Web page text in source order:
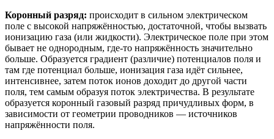
Коронный разряд: происходит в сильном электрическом
поле с высокой напряжённостью, достаточной, чтобы вызвать
ионизацию газа (или жидкости). Электрическое поле при этом
бывает не однородным, где-то напряжённость значительно
больше. Образуется градиент (различие) потенциалов поля и
там где потенциал больше, ионизация газа идёт сильнее,
интенсивнее, затем поток ионов доходит до другой части
поля, тем самым образуя поток электричества. В результате
образуется коронный газовый разряд причудливых форм, в
зависимости от геометрии проводников — источников
напряжённости поля.